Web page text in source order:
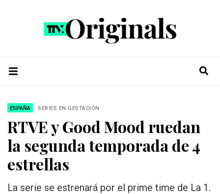
ESPAÑA SERIES EN GESTACIÓN
RTVE y Good Mood ruedan
la segunda temporada de 4
estrellas
La serie se estrenará por el prime time de La 1.